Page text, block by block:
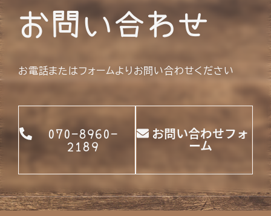
お問い合わせ
お電話またはフォームよりお問い合わせください
070-8960-
2189
お問い合わせフォ
ーム